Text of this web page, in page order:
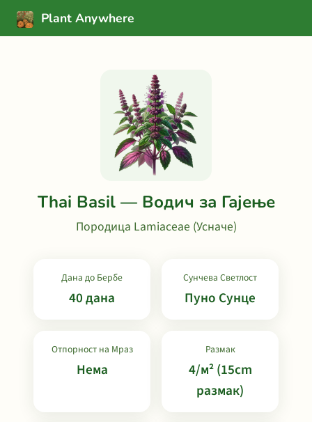
Plant Anywhere
Thai Basil — Водич за Гајење
Породица Lamiaceae (Усначе)
Дана до Бербе
40 дана
Сунчева Светлост
Пуно Сунце
Отпорност на Мраз
Нема
Размак
4/м² (15cm
размак)